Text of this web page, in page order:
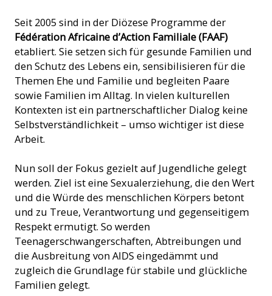
Seit 2005 sind in der Diözese Programme der
Fédération Africaine d’Action Familiale (FAAF)
etabliert. Sie setzen sich für gesunde Familien und
den Schutz des Lebens ein, sensibilisieren für die
Themen Ehe und Familie und begleiten Paare
sowie Familien im Alltag. In vielen kulturellen
Kontexten ist ein partnerschaftlicher Dialog keine
Selbstverständlichkeit – umso wichtiger ist diese
Arbeit.
Nun soll der Fokus gezielt auf Jugendliche gelegt
werden. Ziel ist eine Sexualerziehung, die den Wert
und die Würde des menschlichen Körpers betont
und zu Treue, Verantwortung und gegenseitigem
Respekt ermutigt. So werden
Teenagerschwangerschaften, Abtreibungen und
die Ausbreitung von AIDS eingedämmt und
zugleich die Grundlage für stabile und glückliche
Familien gelegt.